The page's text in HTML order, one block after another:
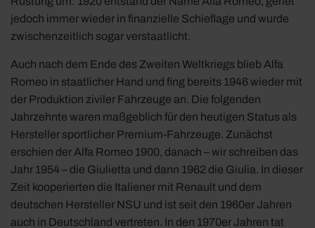
jedoch immer wieder in finanzielle Schieflage und wurde
zwischenzeitlich sogar verstaatlicht.
Auch nach dem Ende des Zweiten Weltkriegs blieb Alfa
Romeo in staatlicher Hand und fing bereits 1946 wieder mit
der Produktion ziviler Fahrzeuge an. Die folgenden
Jahrzehnte waren maßgeblich für den heutigen Status als
Hersteller sportlicher Premium-Fahrzeuge. Zunächst
erschien der Alfa Romeo 1900, danach – wir schreiben das
Jahr 1954 – die Giulietta und dann 1962 die Giulia. In dieser
Zeit kooperierten die Italiener mit Renault und dem
deutschen Hersteller NSU und ist seit den 1960er Jahren
auch in Deutschland vertreten. In den 1970er Jahren tat